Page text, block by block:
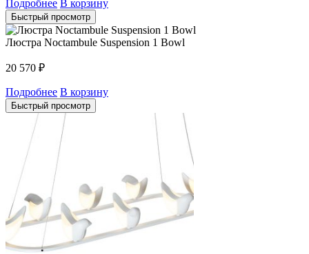
Подробнее В корзину
Быстрый просмотр
Люстра Noctambule Suspension 1 Bowl
20 570 ₽
Подробнее В корзину
Быстрый просмотр